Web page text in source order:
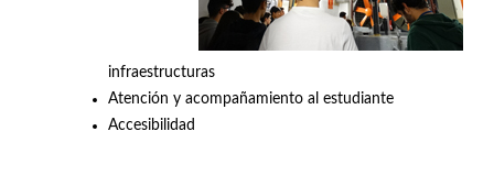
infraestructuras
Atención y acompañamiento al estudiante
Accesibilidad